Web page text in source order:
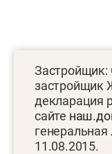
Застройщик:
застройщик
декларация
сайте
11.08.2015.